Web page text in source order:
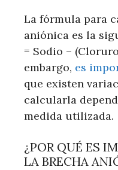
La fórmula para
aniónica es la
= Sodio –
embargo, es
que existen
calcularla
medida utilizada.
¿POR QUÉ ES
LA BRECHA